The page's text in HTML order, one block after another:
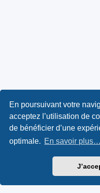
En poursuivant votre
acceptez l’utilisation de
de bénéficier d’une
optimale. En savoir plus…